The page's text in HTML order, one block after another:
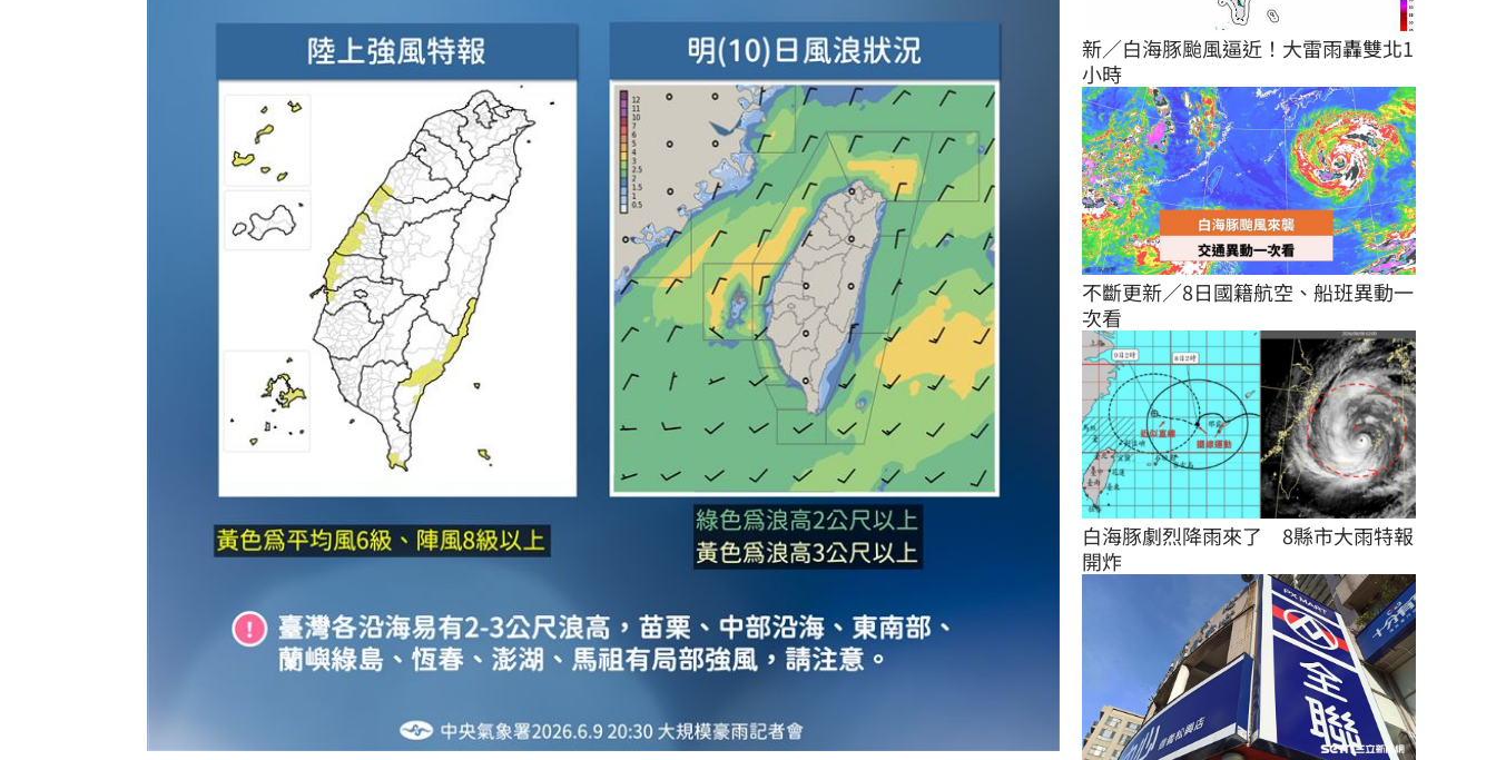
新／白海豚颱風逼近！大雷雨轟雙北1
小時
不斷更新／8日國籍航空、船班異動一
次看
白海豚劇烈降雨來了　8縣市大雨特報
開炸